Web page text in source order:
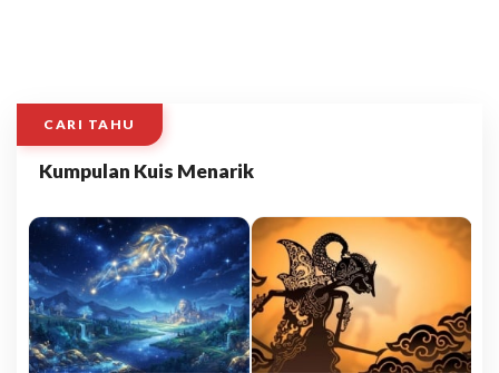
CARI TAHU
Kumpulan Kuis Menarik